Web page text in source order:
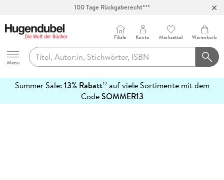
100 Tage Rückgaberecht***
Hugendubel
Menu
Filiale Konto Merkzettel Warenkorb
Summer Sale: 13% Rabatt12auf viele Sortimente mit dem
CodeSOMMER13
erfahren